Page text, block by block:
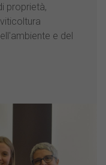
proprietà,
e del